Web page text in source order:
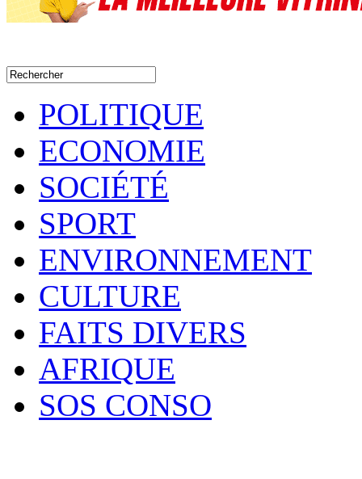
POLITIQUE
ECONOMIE
SOCIÉTÉ
SPORT
ENVIRONNEMENT
CULTURE
FAITS DIVERS
AFRIQUE
SOS CONSO